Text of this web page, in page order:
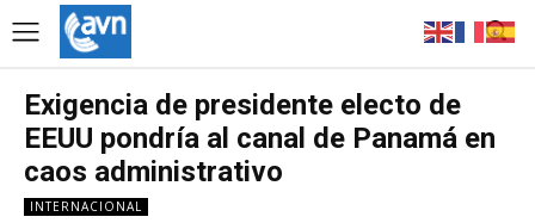
Exigencia de presidente electo de
EEUU pondría al canal de Panamá en
caos administrativo
INTERNACIONAL